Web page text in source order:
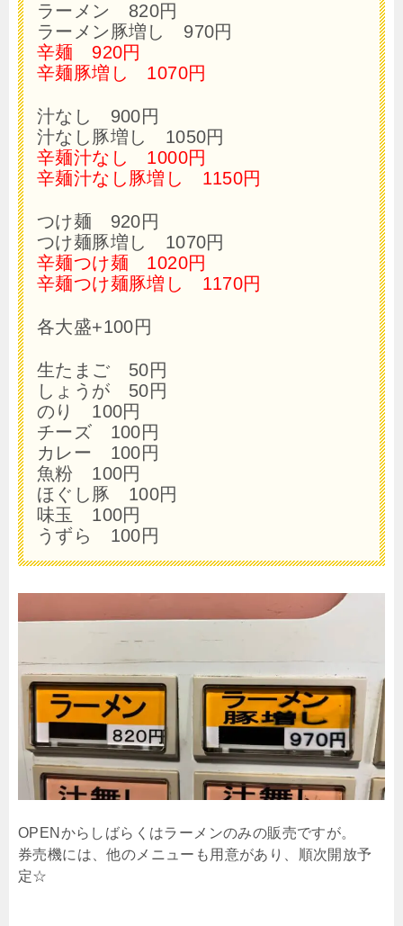
ラーメン 820円
ラーメン豚増し 970円
辛麺 920円
辛麺豚増し 1070円
汁なし 900円
汁なし豚増し 1050円
辛麺汁なし 1000円
辛麺汁なし豚増し 1150円
つけ麺 920円
つけ麺豚増し 1070円
辛麺つけ麺 1020円
辛麺つけ麺豚増し 1170円
各大盛+100円
生たまご 50円
しょうが 50円
のり 100円
チーズ 100円
カレー 100円
魚粉 100円
ほぐし豚 100円
味玉 100円
うずら 100円
OPENからしばらくはラーメンのみの販売ですが。
券売機には、他のメニューも用意があり、順次開放予
定☆